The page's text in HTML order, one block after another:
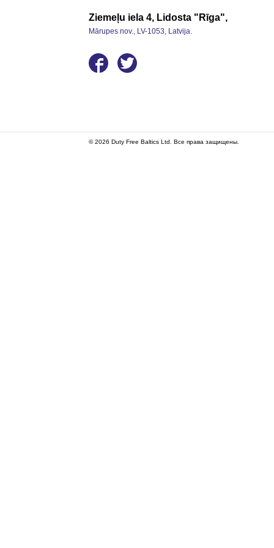
Ziemeļu iela 4, Lidosta "Rīga",
Mārupes nov., LV-1053, Latvija.
© 2026 Duty Free Baltics Ltd. Все права защищены.